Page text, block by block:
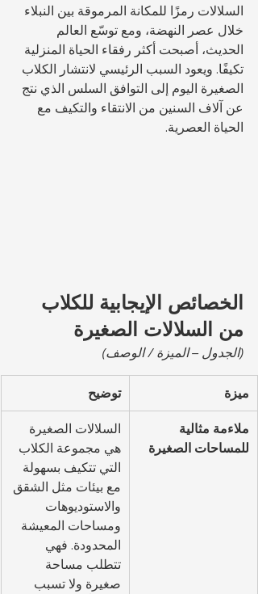
السلالات رمزًا للمكانة المرموقة بين النبلاء
خلال عصر النهضة، ومع توسّع العالم
الحديث، أصبحت أكثر رفقاء الحياة المنزلية
تكيفًا. ويعود السبب الرئيسي لانتشار الكلاب
الصغيرة اليوم إلى التوافق السلس الذي نتج
عن آلاف السنين من الانتقاء والتكيف مع
الحياة العصرية.
الخصائص الإيجابية للكلاب
من السلالات الصغيرة
(الجدول – الميزة / الوصف)
ميزة توضيح
ملاءمة مثالية
للمساحات الصغيرة
السلالات الصغيرة
هي مجموعة الكلاب
التي تتكيف بسهولة
مع بيئات مثل الشقق
والاستوديوهات
ومساحات المعيشة
المحدودة. فهي
تتطلب مساحة
صغيرة ولا تسبب